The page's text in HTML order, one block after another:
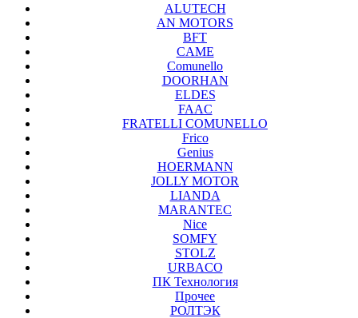
ALUTECH
AN MOTORS
BFT
CAME
Comunello
DOORHAN
ELDES
FAAC
FRATELLI COMUNELLO
Frico
Genius
HOERMANN
JOLLY MOTOR
LIANDA
MARANTEC
Nice
SOMFY
STOLZ
URBACO
ПК Технология
Прочее
РОЛТЭК